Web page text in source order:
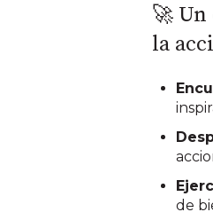
🚀
la
de